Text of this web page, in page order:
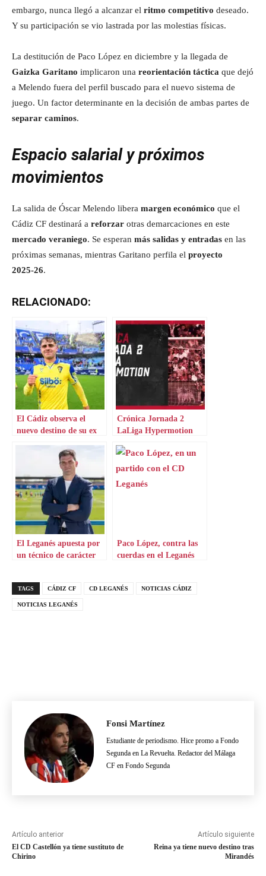
embargo, nunca llegó a alcanzar el ritmo competitivo deseado.
Y su participación se vio lastrada por las molestias físicas.
La destitución de Paco López en diciembre y la llegada de
Gaizka Garitano implicaron una reorientación táctica que dejó
a Melendo fuera del perfil buscado para el nuevo sistema de
juego. Un factor determinante en la decisión de ambas partes de
separar caminos.
Espacio salarial y próximos
movimientos
La salida de Óscar Melendo libera margen económico que el
Cádiz CF destinará a reforzar otras demarcaciones en este
mercado veraniego. Se esperan más salidas y entradas en las
próximas semanas, mientras Garitano perfila el proyecto
2025‑26.
RELACIONADO:
El Cádiz observa el
nuevo destino de su ex
Crónica Jornada 2
LaLiga Hypermotion
El Leganés apuesta por
un técnico de carácter
Paco López, contra las
cuerdas en el Leganés
TAGS CÁDIZ CF CD LEGANÉS NOTICIAS CÁDIZ
NOTICIAS LEGANÉS
Fonsi Martínez
Estudiante de periodismo. Hice promo a Fondo
Segunda en La Revuelta. Redactor del Málaga
CF en Fondo Segunda
Artículo anterior
El CD Castellón ya tiene sustituto de
Chirino
Artículo siguiente
Reina ya tiene nuevo destino tras
Mirandés